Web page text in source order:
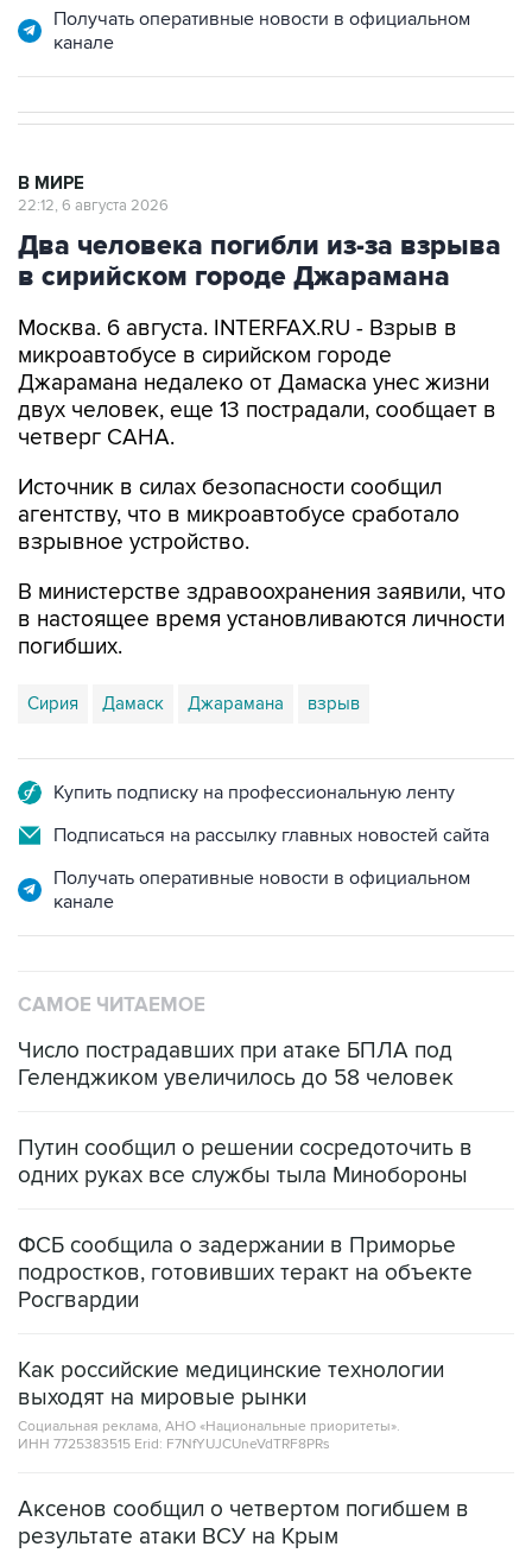
Получать оперативные новости в официальном
канале
В МИРЕ
22:12, 6 августа 2026
Два человека погибли из-за взрыва
в сирийском городе Джарамана
Москва. 6 августа. INTERFAX.RU - Взрыв в
микроавтобусе в сирийском городе
Джарамана недалеко от Дамаска унес жизни
двух человек, еще 13 пострадали, сообщает в
четверг САНА.
Источник в силах безопасности сообщил
агентству, что в микроавтобусе сработало
взрывное устройство.
В министерстве здравоохранения заявили, что
в настоящее время установливаются личности
погибших.
Сирия Дамаск Джарамана взрыв
Купить подписку на профессиональную ленту
Подписаться на рассылку главных новостей сайта
Получать оперативные новости в официальном
канале
САМОЕ ЧИТАЕМОЕ
Число пострадавших при атаке БПЛА под
Геленджиком увеличилось до 58 человек
Путин сообщил о решении сосредоточить в
одних руках все службы тыла Минобороны
ФСБ сообщила о задержании в Приморье
подростков, готовивших теракт на объекте
Росгвардии
Как российские медицинские технологии
выходят на мировые рынки
Социальная реклама, АНО «Национальные приоритеты».
ИНН 7725383515 Erid: F7NfYUJCUneVdTRF8PRs
Аксенов сообщил о четвертом погибшем в
результате атаки ВСУ на Крым